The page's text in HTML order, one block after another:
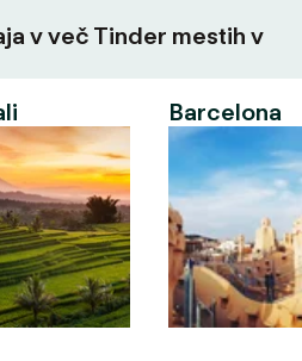
v več Tinder mestih v
Barcelona